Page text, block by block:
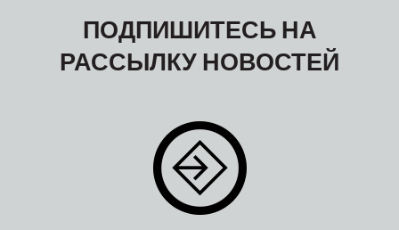
ПОДПИШИТЕСЬ НА
РАССЫЛКУ НОВОСТЕЙ